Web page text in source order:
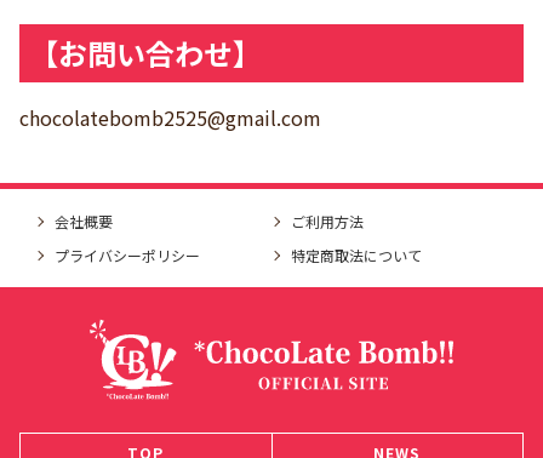
【お問い合わせ】
chocolatebomb2525@gmail.com
会社概要
ご利用方法
プライバシーポリシー
特定商取法について
TOP NEWS